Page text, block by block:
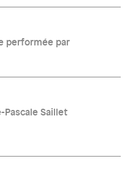
performée par
Pascale Saillet